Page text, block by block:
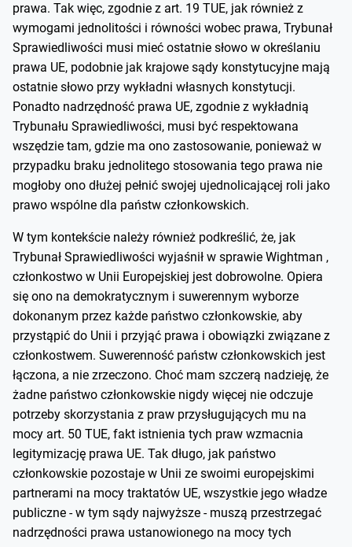
prawa. Tak więc, zgodnie z art. 19 TUE, jak również z
wymogami jednolitości i równości wobec prawa, Trybunał
Sprawiedliwości musi mieć ostatnie słowo w określaniu
prawa UE, podobnie jak krajowe sądy konstytucyjne mają
ostatnie słowo przy wykładni własnych konstytucji.
Ponadto nadrzędność prawa UE, zgodnie z wykładnią
Trybunału Sprawiedliwości, musi być respektowana
wszędzie tam, gdzie ma ono zastosowanie, ponieważ w
przypadku braku jednolitego stosowania tego prawa nie
mogłoby ono dłużej pełnić swojej ujednolicającej roli jako
prawo wspólne dla państw członkowskich.
W tym kontekście należy również podkreślić, że, jak
Trybunał Sprawiedliwości wyjaśnił w sprawie Wightman ,
członkostwo w Unii Europejskiej jest dobrowolne. Opiera
się ono na demokratycznym i suwerennym wyborze
dokonanym przez każde państwo członkowskie, aby
przystąpić do Unii i przyjąć prawa i obowiązki związane z
członkostwem. Suwerenność państw członkowskich jest
łączona, a nie zrzeczono. Choć mam szczerą nadzieję, że
żadne państwo członkowskie nigdy więcej nie odczuje
potrzeby skorzystania z praw przysługujących mu na
mocy art. 50 TUE, fakt istnienia tych praw wzmacnia
legitymizację prawa UE. Tak długo, jak państwo
członkowskie pozostaje w Unii ze swoimi europejskimi
partnerami na mocy traktatów UE, wszystkie jego władze
publiczne - w tym sądy najwyższe - muszą przestrzegać
nadrzędności prawa ustanowionego na mocy tych